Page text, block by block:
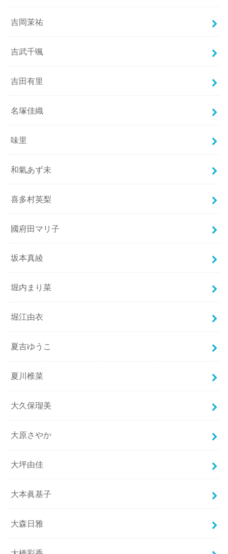
吉岡茉祐
吉武千颯
吉田有里
名塚佳織
味里
和氣あず未
喜多村英梨
國府田マリ子
坂本真綾
堀内まり菜
堀江由衣
夏吉ゆうこ
夏川椎菜
大久保瑠美
大原さやか
大坪由佳
大本眞基子
大森日雅